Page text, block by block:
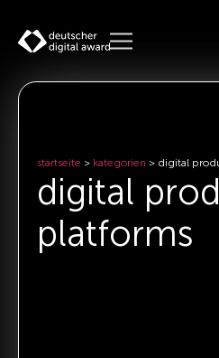
startseite > kategorien > digital
digital
platforms